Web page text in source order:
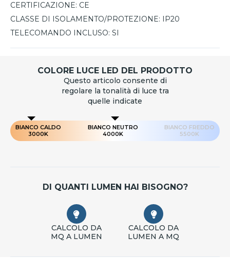
CERTIFICAZIONE: CE
CLASSE DI ISOLAMENTO/PROTEZIONE:
IP20
TELECOMANDO INCLUSO: SI
COLORE LUCE LED DEL PRODOTTO
Questo articolo consente di
regolare la tonalità di luce tra
quelle indicate
BIANCO CALDO
3000K
BIANCO NEUTRO
4000K
BIANCO FREDDO
5500K
DI QUANTI LUMEN HAI BISOGNO?
CALCOLO DA
MQ A LUMEN
CALCOLO DA
LUMEN A MQ